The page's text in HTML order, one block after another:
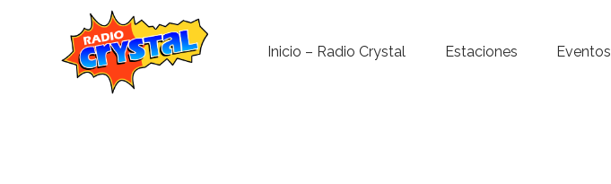
Inicio – Radio Crystal Estaciones Eventos